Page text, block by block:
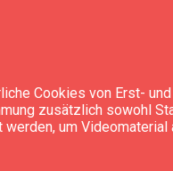
Cookies von Erst- und
zusätzlich sowohl
um Videomaterial